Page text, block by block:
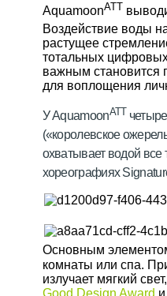
AquamoonATT
Воздействие воды
растущее
тотальных
важным становится
для воплощения
У AquamoonATT
(«королевское
охватывает водой
хореографиях
Основным
комнаты или спа.
излучает мягкий
Good Design Award и